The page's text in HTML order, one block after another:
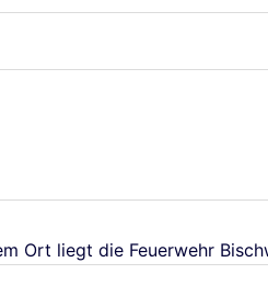
Ort liegt die Feuerwehr